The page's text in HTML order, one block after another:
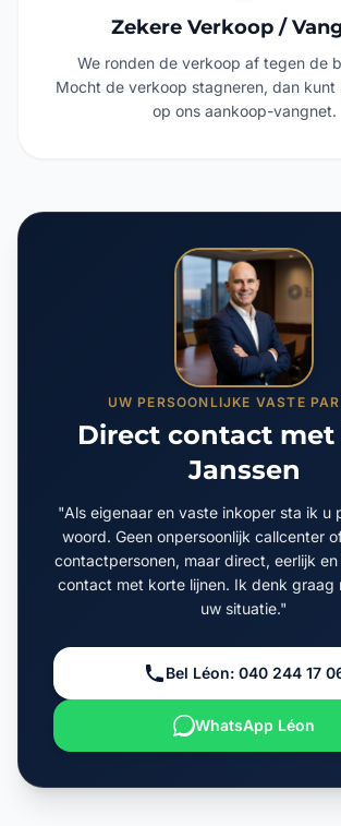
Zekere Verkoop /
We ronden de verkoop af tegen de
Mocht de verkoop stagneren, dan kunt
op ons aankoop-vangnet.
UW PERSOONLIJKE VASTE
Direct contact met
Janssen
"Als eigenaar en vaste inkoper sta ik u
woord. Geen onpersoonlijk callcenter
contactpersonen, maar direct, eerlijk
contact met korte lijnen. Ik denk graag
uw situatie."
Bel Léon: 040 244 17
WhatsApp Léon